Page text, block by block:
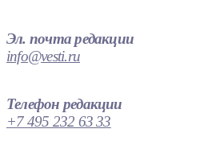
Эл. почта редакции
info@vesti.ru
Телефон редакции
+7 495 232 63 33